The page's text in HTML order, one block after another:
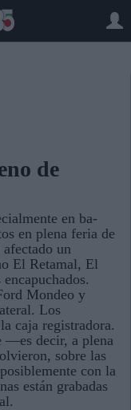
de
en ba-
en plena feria de
un
El Retamal, El
Mondeo y
Los
caja registradora.
—es decir, a plena
sobre las
con la
están grabadas